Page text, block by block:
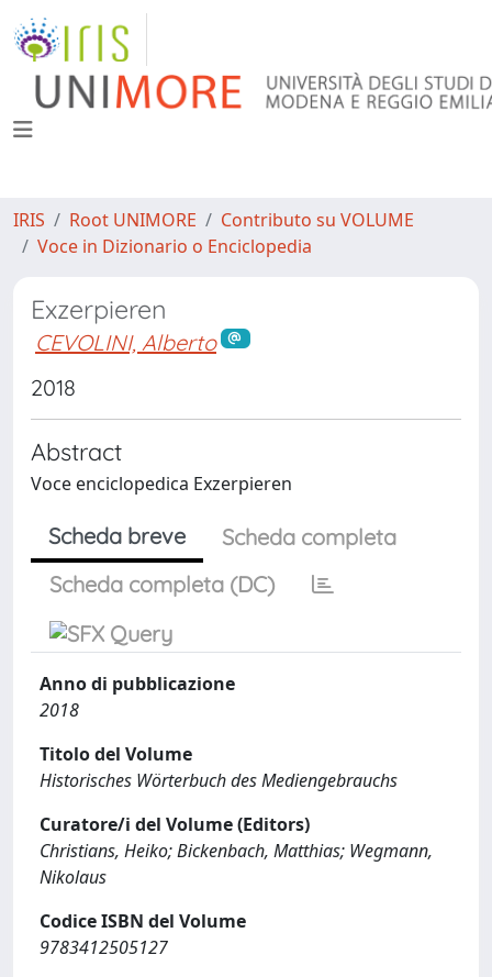
IRIS Root UNIMORE
Contributo su VOLUME
Voce in Dizionario o Enciclopedia
Exzerpieren
CEVOLINI, Alberto
2018
Abstract
Voce enciclopedica Exzerpieren
Scheda breve
Scheda completa
Scheda completa (DC)
Anno di pubblicazione
2018
Titolo del Volume
Historisches Wörterbuch des Mediengebrauchs
Curatore/i del Volume (Editors)
Christians, Heiko; Bickenbach, Matthias; Wegmann,
Nikolaus
Codice ISBN del Volume
9783412505127